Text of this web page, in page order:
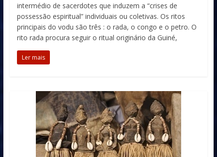
intermédio de sacerdotes que induzem a “crises de
possessão espiritual” individuais ou coletivas. Os ritos
principais do vodu são três : o rada, o congo e o petro. O
rito rada procura seguir o ritual originário da Guiné,
Ler mais